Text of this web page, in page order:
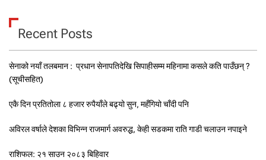
Recent Posts
सेनाको नयाँ तलबमान : प्रधान सेनापतिदेखि सिपाहीसम्म महिनामा कसले कति पाउँछन् ?
(सूचीसहित)
एकै दिन प्रतितोला ८ हजार रुपैयाँले बढ्यो सुन, महँगियो चाँदी पनि
अविरल वर्षाले देशका विभिन्न राजमार्ग अवरुद्ध, केही सडकमा राति गाडी चलाउन नपाइने
राशिफल: २१ साउन २०८३ बिहिवार